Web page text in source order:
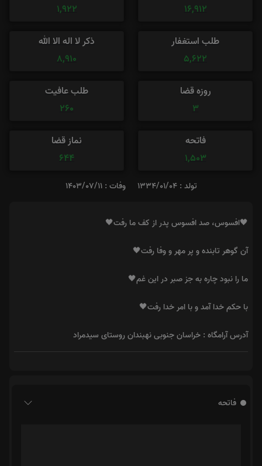
16,912
1,922
طلب استغفار
5,622
ذکر لا اله الا الله
8,910
روزه قضا
3
طلب عافیت
260
فاتحه
1,503
نماز قضا
644
تولد : 1334/01/04 وفات : 1403/07/11
🖤افسوس، صد افسوس پدر از کف ما رفت🖤
آن گوهر تابنده و پر مهر و وفا رفت🖤
ما را نبود چاره به جز صبر در این غم🖤
با حکم خدا آمد و با امر خدا رفت🖤
آدرس آرامگاه : خراسان جنوبی نهبندان روستای سیدمراد
فاتحه